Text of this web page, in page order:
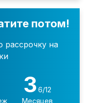
потом!
на
3 6/12
Месяцев